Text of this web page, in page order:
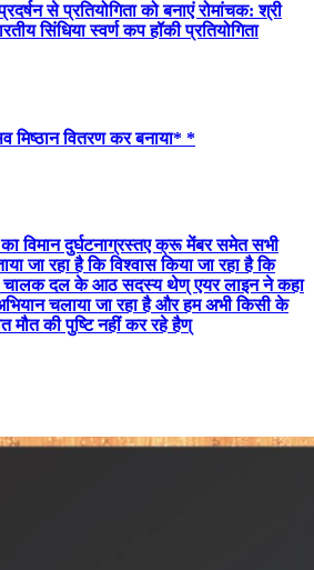
से प्रतियोगिता को बनाएं रोमांचक: श्री
सिंधिया स्वर्ण कप हॉकी प्रतियोगिता
मिष्ठान वितरण कर बनाया* *
का विमान दुर्घटनाग्रस्तए क्रू मेंबर समेत सभी
जा रहा है कि विश्वास किया जा रहा है कि
चालक दल के आठ सदस्य थेण् एयर लाइन ने कहा
चलाया जा रहा है और हम अभी किसी के
मौत की पुष्टि नहीं कर रहे हैण्